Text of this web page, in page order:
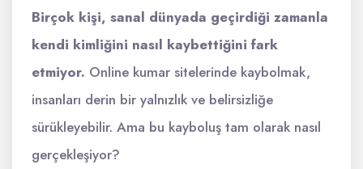
Birçok kişi, sanal dünyada geçirdiği zamanla
kendi kimliğini nasıl kaybettiğini fark
etmiyor. Online kumar sitelerinde kaybolmak,
insanları derin bir yalnızlık ve belirsizliğe
sürükleyebilir. Ama bu kayboluş tam olarak nasıl
gerçekleşiyor?